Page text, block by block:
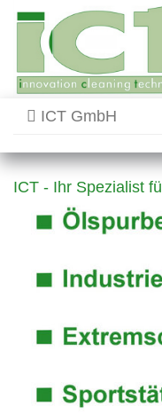
ICT GmbH
ICT - Ihr Spezialist